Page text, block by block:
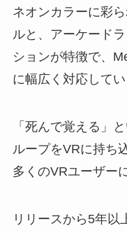
ネオンカラーに彩
ルと、アーケード
ションが特徴で、
に幅広く対応してい
「死んで覚える」
ループをVRに持ち
多くのVRユーザー
リリースから5年以